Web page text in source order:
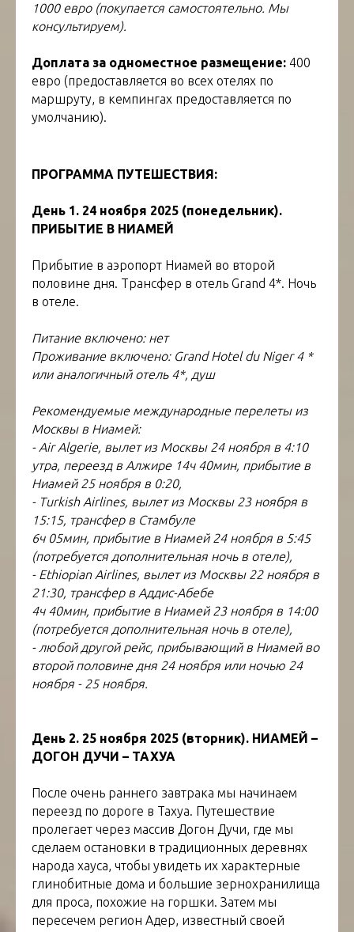
1000 евро (покупается самостоятельно. Мы
консультируем).
Доплата за одноместное размещение: 400
евро (предоставляется во всех отелях по
маршруту, в кемпингах предоставляется по
умолчанию).
ПРОГРАММА ПУТЕШЕСТВИЯ:
День 1. 24 ноября 2025 (понедельник).
ПРИБЫТИЕ В НИАМЕЙ
Прибытие в аэропорт Ниамей во второй
половине дня. Трансфер в отель Grand 4*. Ночь
в отеле.
Питание включено: нет
Проживание включено: Grand Hotel du Niger 4 *
или аналогичный отель 4*, душ
Рекомендуемые международные перелеты из
Москвы в Ниамей:
- Air Algerie, вылет из Москвы 24 ноября в 4:10
утра, переезд в Алжире 14ч 40мин, прибытие в
Ниамей 25 ноября в 0:20,
- Turkish Airlines, вылет из Москвы 23 ноября в
15:15, трансфер в Стамбуле
6ч 05мин, прибытие в Ниамей 24 ноября в 5:45
(потребуется дополнительная ночь в отеле),
- Ethiopian Airlines, вылет из Москвы 22 ноября в
21:30, трансфер в Аддис-Абебе
4ч 40мин, прибытие в Ниамей 23 ноября в 14:00
(потребуется дополнительная ночь в отеле),
- любой другой рейс, прибывающий в Ниамей во
второй половине дня 24 ноября или ночью 24
ноября - 25 ноября.
День 2. 25 ноября 2025 (вторник). НИАМЕЙ –
ДОГОН ДУЧИ – ТАХУА
После очень раннего завтрака мы начинаем
переезд по дороге в Тахуа. Путешествие
пролегает через массив Догон Дучи, где мы
сделаем остановки в традиционных деревнях
народа хауса, чтобы увидеть их характерные
глинобитные дома и большие зернохранилища
для проса, похожие на горшки. Затем мы
пересечем регион Адер, известный своей